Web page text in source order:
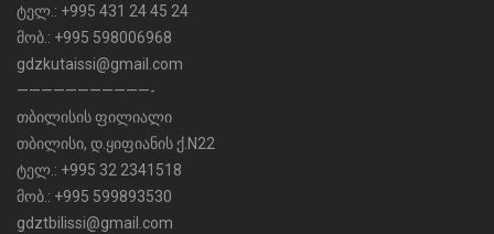
ტელ.: +995 431 24 45 24
მობ.: +995 598006968
gdzkutaissi@gmail.com
———————————-
თბილისის ფილიალი
თბილისი, დ.ყიფიანის ქ.N22
ტელ.: +995 32 2341518
მობ.: +995 599893530
gdztbilissi@gmail.com